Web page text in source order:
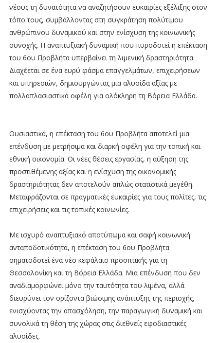
νέους τη δυνατότητα να αναζητήσουν ευκαιρίες εξέλιξης στον
τόπο τους, συμβάλλοντας στη συγκράτηση πολύτιμου
ανθρώπινου δυναμικού και στην ενίσχυση της κοινωνικής
συνοχής. Η αναπτυξιακή δυναμική που πυροδοτεί η επέκταση
του 6ου Προβλήτα υπερβαίνει τη λιμενική δραστηριότητα.
Διαχέεται σε ένα ευρύ φάσμα επαγγελμάτων, επιχειρήσεων
και υπηρεσιών, δημιουργώντας μια αλυσίδα αξίας με
πολλαπλασιαστικά οφέλη για ολόκληρη τη Βόρεια Ελλάδα.
Ουσιαστικά, η επέκταση του 6ου Προβλήτα αποτελεί μια
επένδυση με μετρήσιμα και διαρκή οφέλη για την τοπική και
εθνική οικονομία. Οι νέες θέσεις εργασίας, η αύξηση της
προστιθέμενης αξίας και η ενίσχυση της οικονομικής
δραστηριότητας δεν αποτελούν απλώς στατιστικά μεγέθη.
Μεταφράζονται σε πραγματικές ευκαιρίες για τους πολίτες, τις
επιχειρήσεις και τις τοπικές κοινωνίες.
Με ισχυρό αναπτυξιακό αποτύπωμα και σαφή κοινωνική
ανταποδοτικότητα, η επέκταση του 6ου Προβλήτα
σηματοδοτεί ένα νέο κεφάλαιο προοπτικής για τη
Θεσσαλονίκη και τη Βόρεια Ελλάδα. Μια επένδυση που δεν
αναδιαμορφώνει μόνο την ταυτότητα του λιμένα, αλλά
διευρύνει τον ορίζοντα βιώσιμης ανάπτυξης της περιοχής,
ενισχύοντας την απασχόληση, την παραγωγική δυναμική και
συνολικά τη θέση της χώρας στις διεθνείς εφοδιαστικές
αλυσίδες.